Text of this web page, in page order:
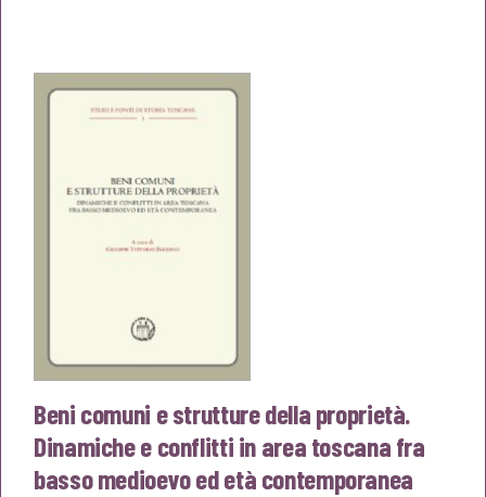
era:
€20,00.
è:
Beni comuni e strutture della proprietà.
Dinamiche e conflitti in area toscana fra
basso medioevo ed età contemporanea